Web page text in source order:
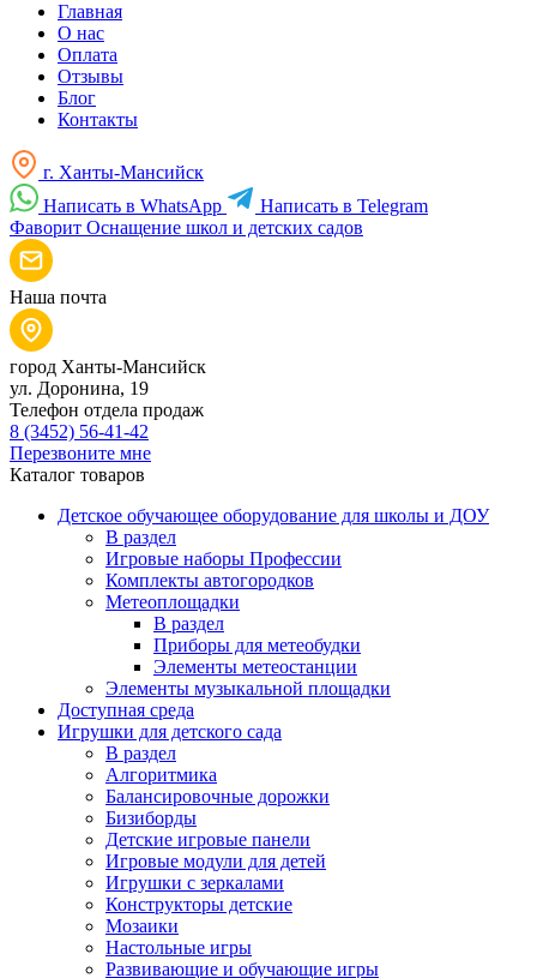
Главная
О нас
Оплата
Отзывы
Блог
Контакты
г. Ханты-Мансийск
Написать в WhatsApp
Написать в Telegram
Фаворит Оснащение школ и детских садов
Наша почта
город Ханты-Мансийск
ул. Доронина, 19
Телефон отдела продаж
8 (3452) 56-41-42
Перезвоните мне
Каталог товаров
Детское обучающее оборудование для школы и ДОУ
В раздел
Игровые наборы Профессии
Комплекты автогородков
Метеоплощадки
В раздел
Приборы для метеобудки
Элементы метеостанции
Элементы музыкальной площадки
Доступная среда
Игрушки для детского сада
В раздел
Алгоритмика
Балансировочные дорожки
Бизиборды
Детские игровые панели
Игровые модули для детей
Игрушки с зеркалами
Конструкторы детские
Мозаики
Настольные игры
Развивающие и обучающие игры